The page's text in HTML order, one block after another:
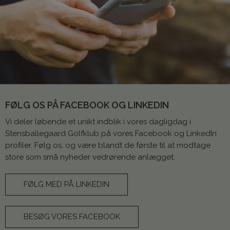
FØLG OS PÅ FACEBOOK OG LINKEDIN
Vi deler løbende et unikt indblik i vores dagligdag i
Stensballegaard Golfklub på vores Facebook og LinkedIn
profiler. Følg os, og være blandt de første til at modtage
store som små nyheder vedrørende anlægget.
FØLG MED PÅ LINKEDIN
BESØG VORES FACEBOOK